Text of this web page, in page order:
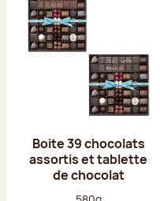
Boite 39 chocolats
assortis et tablette
de chocolat